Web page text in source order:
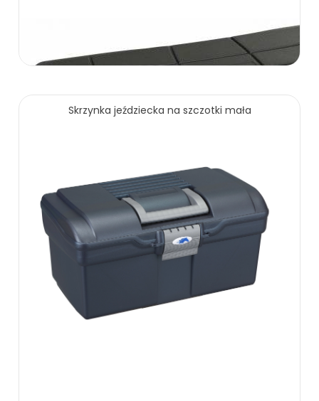
Skrzynka jeździecka na szczotki mała